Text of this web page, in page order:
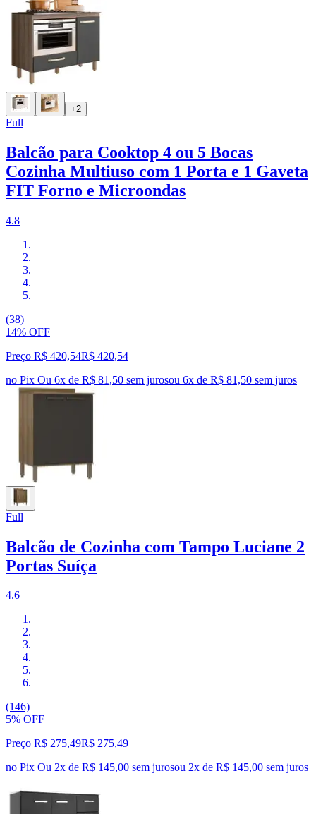
+2
Full
Balcão para Cooktop 4 ou 5 Bocas
Cozinha Multiuso com 1 Porta e 1 Gaveta
FIT Forno e Microondas
4.8
(38)
14% OFF
Preço R$ 420,54R$ 420,54
no Pix Ou 6x de R$ 81,50 sem jurosou 6x de R$ 81,50 sem juros
Full
Balcão de Cozinha com Tampo Luciane 2
Portas Suíça
4.6
(146)
5% OFF
Preço R$ 275,49R$ 275,49
no Pix Ou 2x de R$ 145,00 sem jurosou 2x de R$ 145,00 sem juros